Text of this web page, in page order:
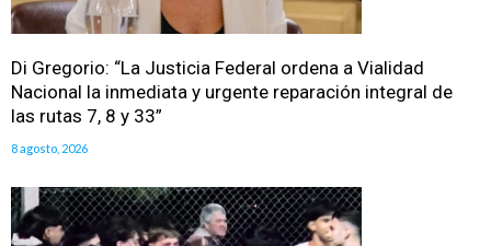
Di Gregorio: “La Justicia Federal ordena a Vialidad
Nacional la inmediata y urgente reparación integral de
las rutas 7, 8 y 33”
8 agosto, 2026